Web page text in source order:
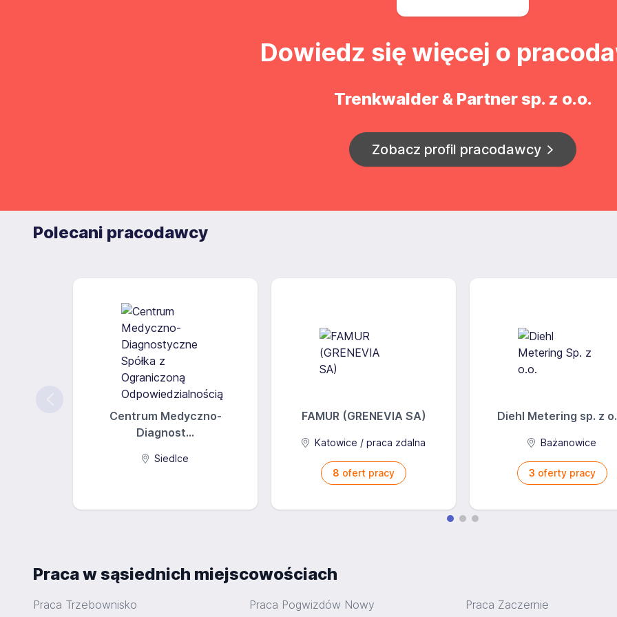
Dowiedz się więcej o
Trenkwalder & Partner sp. z o.o.
Zobacz profil pracodawcy
Polecani pracodawcy
Centrum Medyczno-
Diagnost...
Siedlce
FAMUR (GRENEVIA SA)
Katowice / praca zdalna
8 ofert pracy
Diehl Metering sp. z
Bażanowice
3 oferty pracy
Praca w sąsiednich miejscowościach
Praca Trzebownisko Praca Pogwizdów Nowy Praca Zaczernie